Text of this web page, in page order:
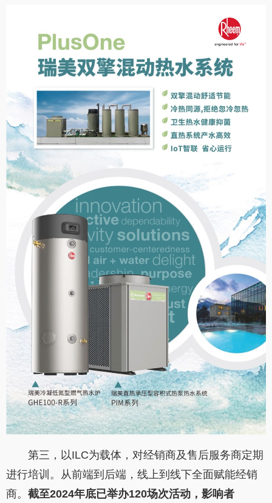
第三，以ILC为载体，对经销商及售后服务商定期
进行培训。从前端到后端，线上到线下全面赋能经销
商。 截至2024年底已举办120场次活动，影响者